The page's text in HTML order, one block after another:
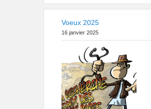
Voeux 2025
16 janvier 2025